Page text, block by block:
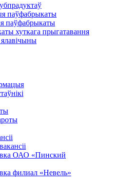
паўфабрыкаты
паўфабрыкаты
хуткага прыгатавання
ОАО «Пинский
филиал «Невель»